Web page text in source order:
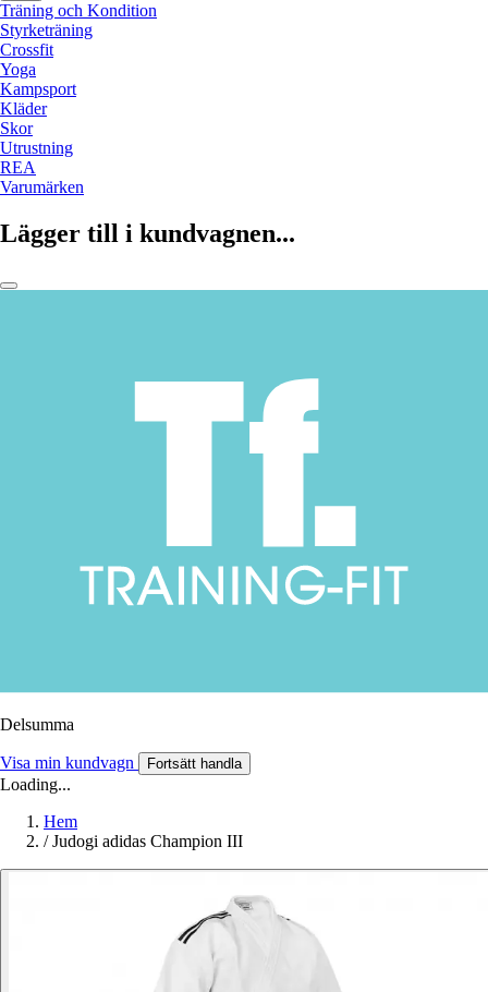
Träning och Kondition
Styrketräning
Crossfit
Yoga
Kampsport
Kläder
Skor
Utrustning
REA
Varumärken
Lägger till i kundvagnen...
Delsumma
Visa min kundvagn Fortsätt handla
Loading...
Hem
/ Judogi adidas Champion III